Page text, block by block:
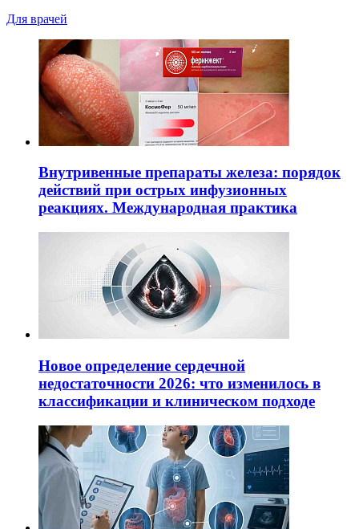
Для врачей
Внутривенные препараты железа: порядок
действий при острых инфузионных
реакциях. Международная практика
Новое определение сердечной
недостаточности 2026: что изменилось в
классификации и клиническом подходе